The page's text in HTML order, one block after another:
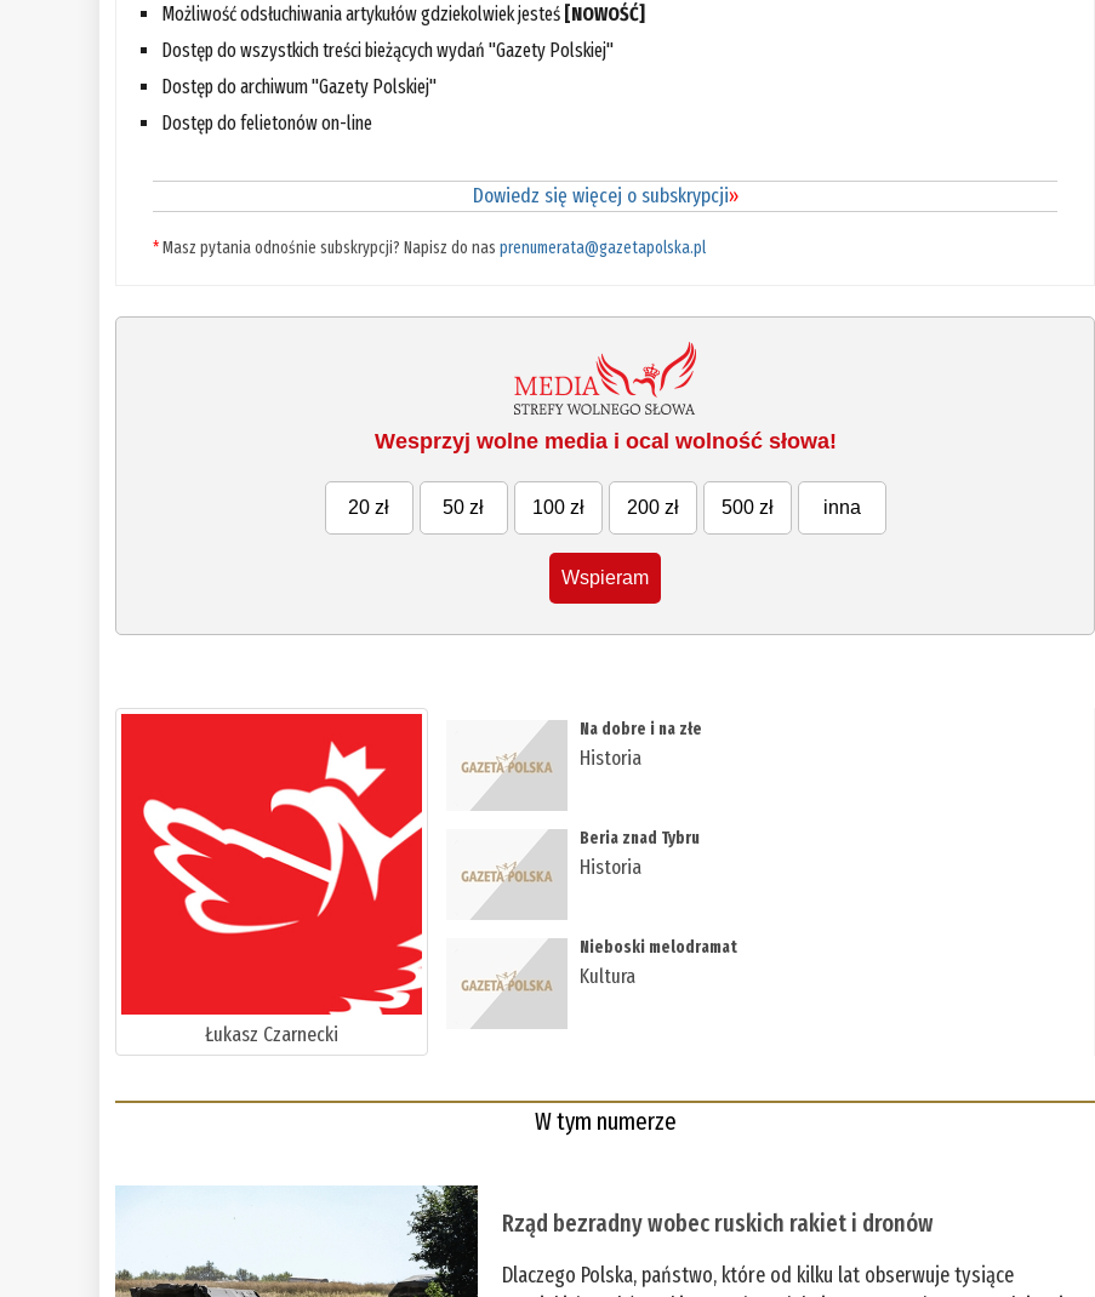
Możliwość odsłuchiwania artykułów gdziekolwiek jesteś [NOWOŚĆ]
Dostęp do wszystkich treści bieżących wydań "Gazety Polskiej"
Dostęp do archiwum "Gazety Polskiej"
Dostęp do felietonów on-line
Dowiedz się więcej o subskrypcji»
*Masz pytania odnośnie subskrypcji? Napisz do nasprenumerata@gazetapolska.pl
Wesprzyj wolne media i ocal wolność słowa!
20 zł 50 zł 100 zł 200 zł 500 zł inna
Wspieram
Łukasz Czarnecki
Na dobre i na złe
Historia
Beria znad Tybru
Historia
Nieboski melodramat
Kultura
W tym numerze
Rząd bezradny wobec ruskich rakiet i dronów
Dlaczego Polska, państwo, które od kilku lat obserwuje tysiące